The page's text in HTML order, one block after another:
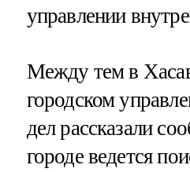
управлении
Между тем в
городском
дел рассказали
городе ведется